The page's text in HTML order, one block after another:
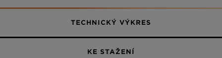
Berry
TECHNICKÝ VÝKRES
KE STAŽENÍ